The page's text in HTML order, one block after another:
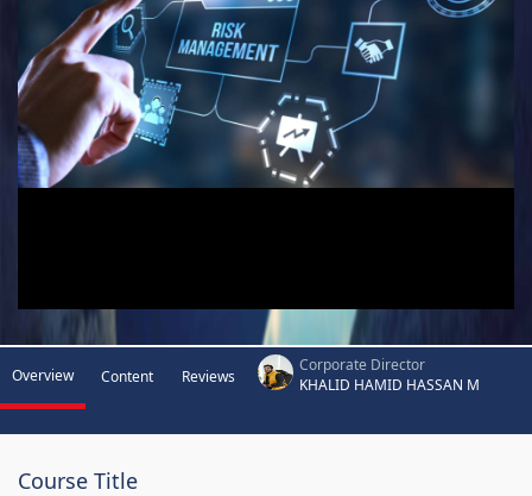
Overview Content Reviews
Corporate Director
KHALID HAMID HASSAN M
Course Title